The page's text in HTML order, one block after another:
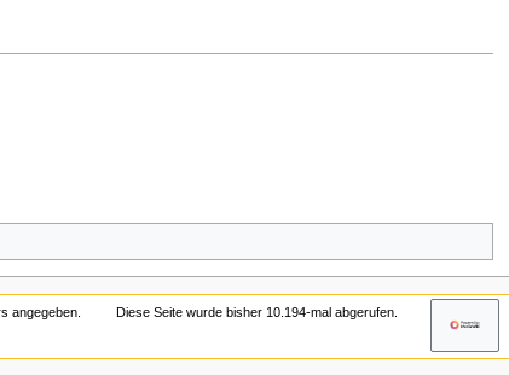
angegeben.
Diese Seite wurde bisher 10.194-mal abgerufen.